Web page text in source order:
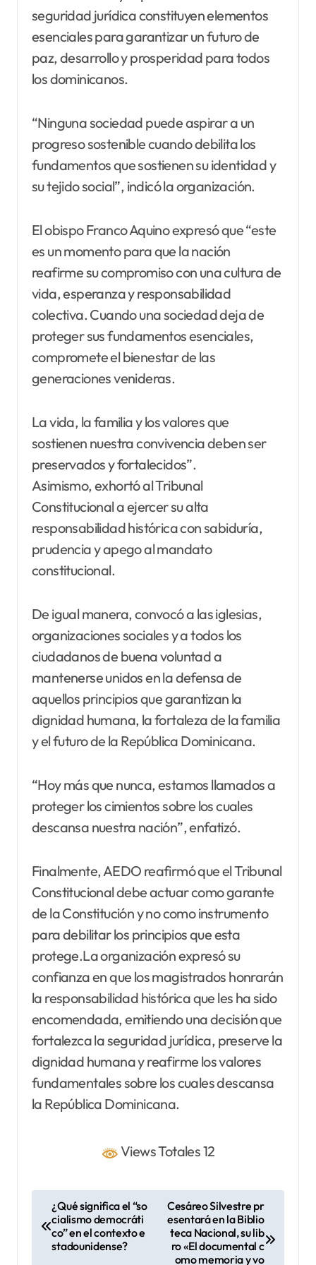
seguridad jurídica constituyen elementos
esenciales para garantizar un futuro de
paz, desarrollo y prosperidad para todos
los dominicanos.
“Ninguna sociedad puede aspirar a un
progreso sostenible cuando debilita los
fundamentos que sostienen su identidad y
su tejido social”, indicó la organización.
El obispo Franco Aquino expresó que “este
es un momento para que la nación
reafirme su compromiso con una cultura de
vida, esperanza y responsabilidad
colectiva. Cuando una sociedad deja de
proteger sus fundamentos esenciales,
compromete el bienestar de las
generaciones venideras.
La vida, la familia y los valores que
sostienen nuestra convivencia deben ser
preservados y fortalecidos”.
Asimismo, exhortó al Tribunal
Constitucional a ejercer su alta
responsabilidad histórica con sabiduría,
prudencia y apego al mandato
constitucional.
De igual manera, convocó a las iglesias,
organizaciones sociales y a todos los
ciudadanos de buena voluntad a
mantenerse unidos en la defensa de
aquellos principios que garantizan la
dignidad humana, la fortaleza de la familia
y el futuro de la República Dominicana.
“Hoy más que nunca, estamos llamados a
proteger los cimientos sobre los cuales
descansa nuestra nación”, enfatizó.
Finalmente, AEDO reafirmó que el Tribunal
Constitucional debe actuar como garante
de la Constitución y no como instrumento
para debilitar los principios que esta
protege.La organización expresó su
confianza en que los magistrados honrarán
la responsabilidad histórica que les ha sido
encomendada, emitiendo una decisión que
fortalezca la seguridad jurídica, preserve la
dignidad humana y reafirme los valores
fundamentales sobre los cuales descansa
la República Dominicana.
Views Totales 12
¿Qué significa el “so
cialismo democráti
co” en el contexto e
stadounidense?
Cesáreo Silvestre pr
esentará en la Biblio
teca Nacional, su lib
ro «El documental c
omo memoria y vo